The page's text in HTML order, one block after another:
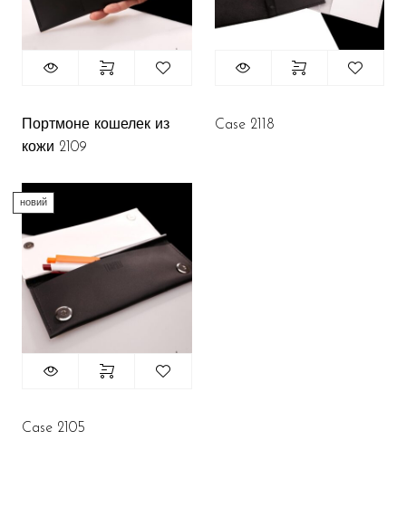
Портмоне кошелек из
кожи 2109
Case 2118
новий
Case 2105